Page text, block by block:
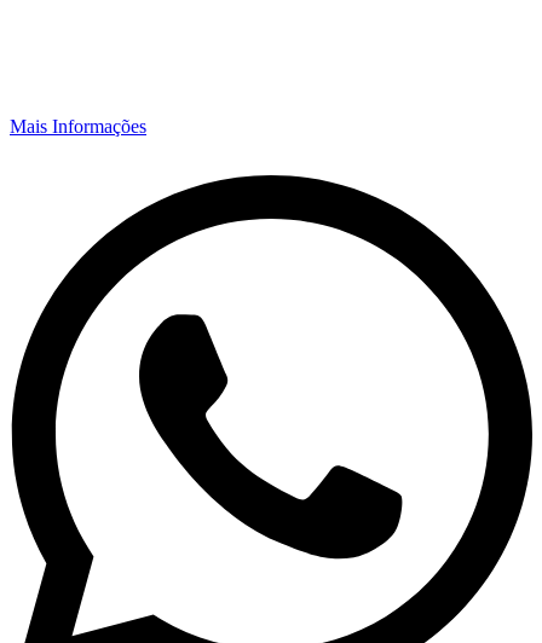
Mais Informações